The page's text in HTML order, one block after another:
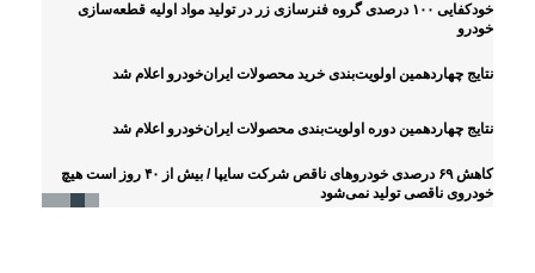
خودکفایی ۱۰۰ درصدی گروه فنرسازی زر در تولید مواد اولیه قطعه‌سازی
خودرو
نتایج چهاردهمین اولویت‌بندی خرید محصولات ایران‌خودرو اعلام شد
نتایج چهاردهمین دوره اولویت‌بندی محصولات ایران‌خودرو اعلام شد
کاهش ۶۹ درصدی خودروهای ناقص شرکت سایپا / بیش از ۴۰ روز است هیچ
خودروی ناقصی تولید نمی‌شود